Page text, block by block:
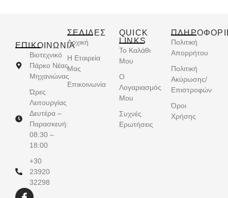
ΕΠΙΚΟΙΝΩΝΊΑ
Βιοτεχνικό
Πάρκο Νέας
Μηχανιώνας
Ώρες
Λειτουργίας
Δευτέρα –
Παρασκευή:
08:30 –
18:00
+30
23920
32298
ΣΕΛΙΔΕΣ
Αρχική
Η Εταιρεία
Μας
Επικοινωνία
QUICK
LINKS
Το Καλάθι
Μου
Ο
Λογαριασμός
Μου
Συχνές
Ερωτήσεις
Πολιτική
Απορρήτου
Πολιτική
Ακύρωσης/
Επιστροφών
Όροι
Χρήσης